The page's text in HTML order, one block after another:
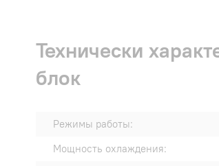
Технически
блок
Режимы работы:
Мощность охлаждения: